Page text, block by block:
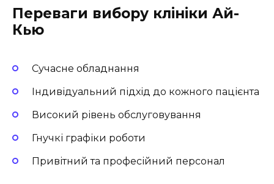
Переваги вибору клініки Ай-
Кью
Сучасне обладнання
Індивідуальний підхід до кожного пацієнта
Високий рівень обслуговування
Гнучкі графіки роботи
Привітний та професійний персонал